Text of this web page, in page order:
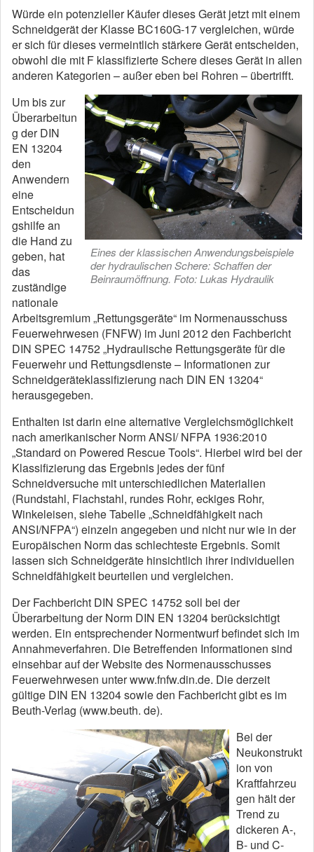
Würde ein potenzieller Käufer dieses Gerät jetzt mit einem
Schneidgerät der Klasse BC160G-17 vergleichen, würde
er sich für dieses vermeintlich stärkere Gerät entscheiden,
obwohl die mit F klassifizierte Schere dieses Gerät in allen
anderen Kategorien – außer eben bei Rohren – übertrifft.
Eines der klassischen Anwendungsbeispiele
der hydraulischen Schere: Schaffen der
Beinraumöffnung. Foto: Lukas Hydraulik
Um bis zur
Überarbeitun
g der DIN
EN 13204
den
Anwendern
eine
Entscheidun
gshilfe an
die Hand zu
geben, hat
das
zuständige
nationale
Arbeitsgremium „Rettungsgeräte“ im Normenausschuss
Feuerwehrwesen (FNFW) im Juni 2012 den Fachbericht
DIN SPEC 14752 „Hydraulische Rettungsgeräte für die
Feuerwehr und Rettungsdienste – Informationen zur
Schneidgeräteklassifizierung nach DIN EN 13204“
herausgegeben.
Enthalten ist darin eine alternative Vergleichsmöglichkeit
nach amerikanischer Norm ANSI/ NFPA 1936:2010
„Standard on Powered Rescue Tools“. Hierbei wird bei der
Klassifizierung das Ergebnis jedes der fünf
Schneidversuche mit unterschiedlichen Materialien
(Rundstahl, Flachstahl, rundes Rohr, eckiges Rohr,
Winkeleisen, siehe Tabelle „Schneidfähigkeit nach
ANSI/NFPA“) einzeln angegeben und nicht nur wie in der
Europäischen Norm das schlechteste Ergebnis. Somit
lassen sich Schneidgeräte hinsichtlich ihrer individuellen
Schneidfähigkeit beurteilen und vergleichen.
Der Fachbericht DIN SPEC 14752 soll bei der
Überarbeitung der Norm DIN EN 13204 berücksichtigt
werden. Ein entsprechender Normentwurf befindet sich im
Annahmeverfahren. Die Betreffenden Informationen sind
einsehbar auf der Website des Normenausschusses
Feuerwehrwesen unter www.fnfw.din.de. Die derzeit
gültige DIN EN 13204 sowie den Fachbericht gibt es im
Beuth-Verlag (www.beuth. de).
Bei der
Neukonstrukt
ion von
Kraftfahrzeu
gen hält der
Trend zu
dickeren A-,
B- und C-